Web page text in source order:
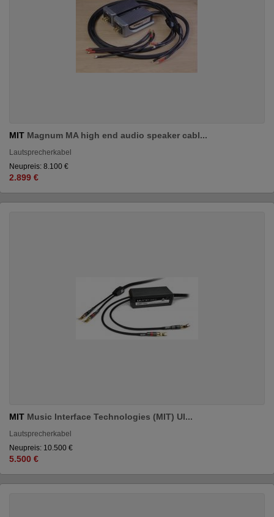
MIT Magnum MA high end audio speaker cabl...
Lautsprecherkabel
Neupreis: 8.100 €
2.899 €
MIT Music Interface Technologies (MIT) Ul...
Lautsprecherkabel
Neupreis: 10.500 €
5.500 €